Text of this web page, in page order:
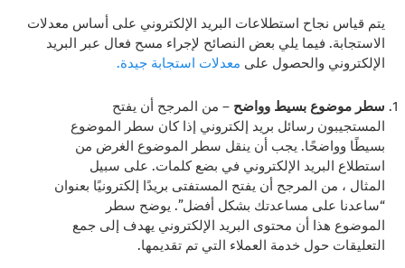
يتم قياس نجاح استطلاعات البريد الإلكتروني على أساس معدلات
الاستجابة. فيما يلي بعض النصائح لإجراء مسح فعال عبر البريد
الإلكتروني والحصول على معدلات استجابة جيدة.
سطر موضوع بسيط وواضح – من المرجح أن يفتح
المستجيبون رسائل بريد إلكتروني إذا كان سطر الموضوع
بسيطًا وواضحًا. يجب أن ينقل سطر الموضوع الغرض من
استطلاع البريد الإلكتروني في بضع كلمات. على سبيل
المثال ، من المرجح أن يفتح المستفتى بريدًا إلكترونيًا بعنوان
“ساعدنا على مساعدتك بشكل أفضل”. يوضح سطر
الموضوع هذا أن محتوى البريد الإلكتروني يهدف إلى جمع
التعليقات حول خدمة العملاء التي تم تقديمها.